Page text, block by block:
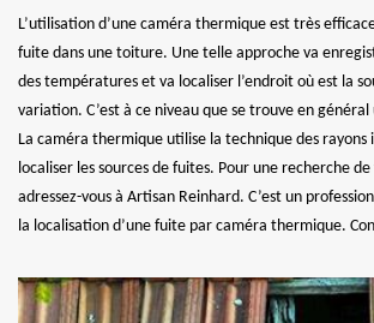
L’utilisation d’une caméra thermique est très
fuite dans une toiture. Une telle approche va
des températures et va localiser l’endroit où est la
variation. C’est à ce niveau que se trouve en
La caméra thermique utilise la technique des rayons
localiser les sources de fuites. Pour une recherche
adressez-vous à Artisan Reinhard. C’est un
la localisation d’une fuite par caméra thermique.